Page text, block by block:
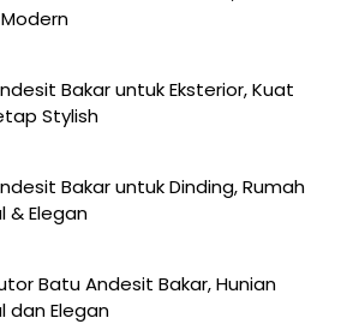
Bakar untuk Eksterior, Kuat
Stylish
Bakar untuk Dinding, Rumah
& Elegan
Batu Andesit Bakar, Hunian
dan Elegan